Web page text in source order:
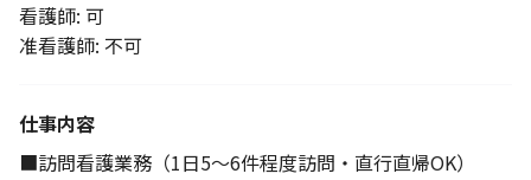
看護師: 可
准看護師: 不可
仕事内容
■訪問看護業務（1日5～6件程度訪問・直行直帰OK）